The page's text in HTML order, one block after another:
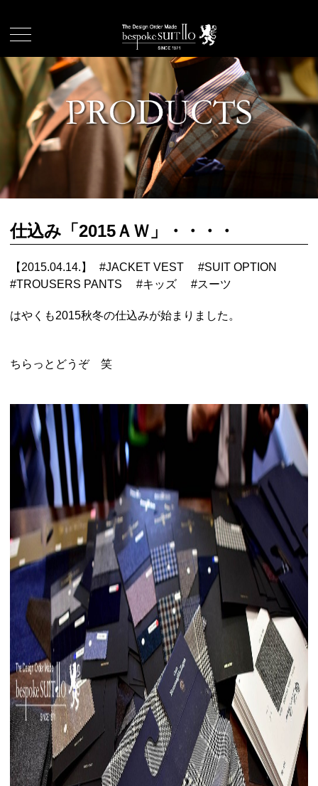
仕込み「2015ＡＷ」・・・・
【2015.04.14.】 #JACKET VEST #SUIT OPTION
#TROUSERS PANTS #キッズ #スーツ
はやくも2015秋冬の仕込みが始まりました。
ちらっとどうぞ 笑